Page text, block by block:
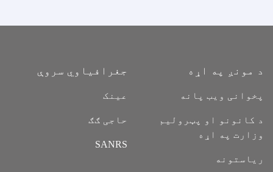
د مونږ په اړه
پخوانی ویب پانه
د کانونو او پټرولیم
وزارت په اړه
ریاستونه
جغرافیاوي سروې
عینک
حاجی ګګ
SANRS